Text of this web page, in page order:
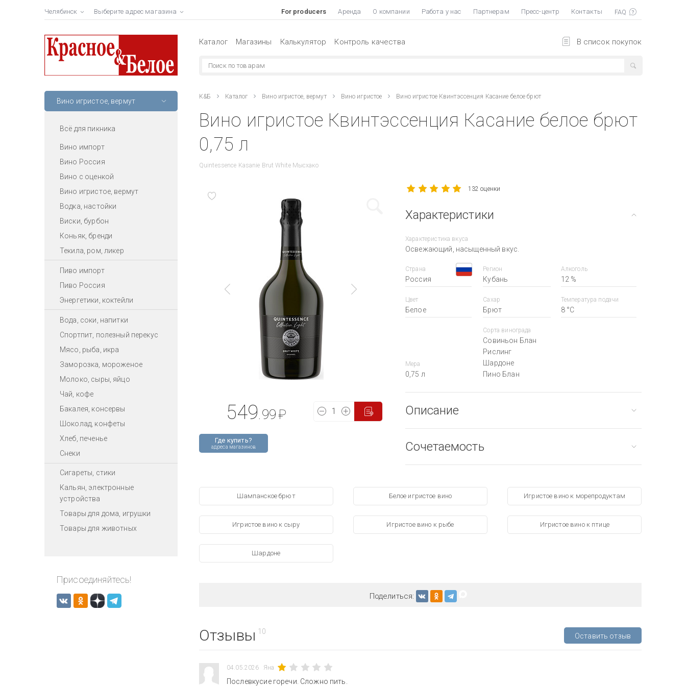
Челябинск Выберите адрес магазина For producers Аренда О компании Работа у нас Партнерам Пресс-центр Контакты
В список покупок
Каталог Магазины Калькулятор Контроль качества
Вино игристое, вермут
Всё для пикника
Вино импорт
Вино Россия
Вино с оценкой
Вино игристое, вермут
Водка, настойки
Виски, бурбон
Коньяк, бренди
Текила, ром, ликер
Пиво импорт
Пиво Россия
Энергетики, коктейли
Вода, соки, напитки
Спортпит, полезный перекус
Мясо, рыба, икра
Заморозка, мороженое
Молоко, сыры, яйцо
Чай, кофе
Бакалея, консервы
Шоколад, конфеты
Хлеб, печенье
Снеки
Сигареты, стики
Кальян, электронные
устройства
Товары для дома, игрушки
Товары для животных
Присоединяйтесь!
К&Б Каталог Вино игристое, вермут Вино игристое Вино игристое Квинтэссенция Касание белое брют
Вино игристое Квинтэссенция Касание белое брют
0,75 л
Quintessence Kasanie Brut White Мысхако
Где купить?
адреса магазинов
549 .99₽
132 оценки
Характеристики
Характеристика вкуса
Освежающий, насыщенный вкус.
Страна
Россия
Регион
Кубань
Алкоголь
12 %
Цвет
Белое
Сахар
Брют
Температура подачи
8 °С
Мера
0,75 л
Сорта винограда
Совиньон Блан
Рислинг
Шардоне
Пино Блан
Описание
Сочетаемость
Шампанское брют Белое игристое вино Игристое вино к морепродуктам
Игристое вино к сыру Игристое вино к рыбе Игристое вино к птице
Шардоне
Поделиться:
Отзывы 10
Оставить отзыв
04.05.2026 Яна
Послевкусие горечи. Сложно пить.